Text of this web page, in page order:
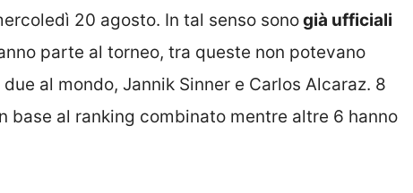
20 agosto. In tal senso sonogià ufficiali
parte al torneo, tra queste non potevano
al mondo, Jannik Sinner e Carlos Alcaraz. 8
base al ranking combinato mentre altre 6 hanno